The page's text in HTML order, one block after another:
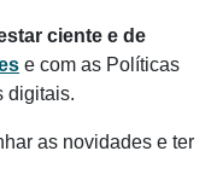
ciente e de
e com as Políticas
digitais.
as novidades e ter